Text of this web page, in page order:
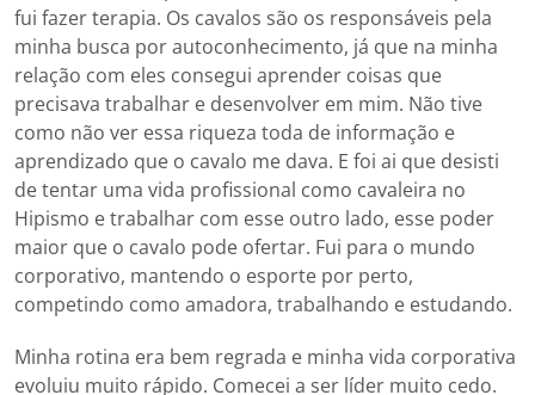
fui fazer terapia. Os cavalos são os responsáveis pela
minha busca por autoconhecimento, já que na minha
relação com eles consegui aprender coisas que
precisava trabalhar e desenvolver em mim. Não tive
como não ver essa riqueza toda de informação e
aprendizado que o cavalo me dava. E foi ai que desisti
de tentar uma vida profissional como cavaleira no
Hipismo e trabalhar com esse outro lado, esse poder
maior que o cavalo pode ofertar. Fui para o mundo
corporativo, mantendo o esporte por perto,
competindo como amadora, trabalhando e estudando.
Minha rotina era bem regrada e minha vida corporativa
evoluiu muito rápido. Comecei a ser líder muito cedo.